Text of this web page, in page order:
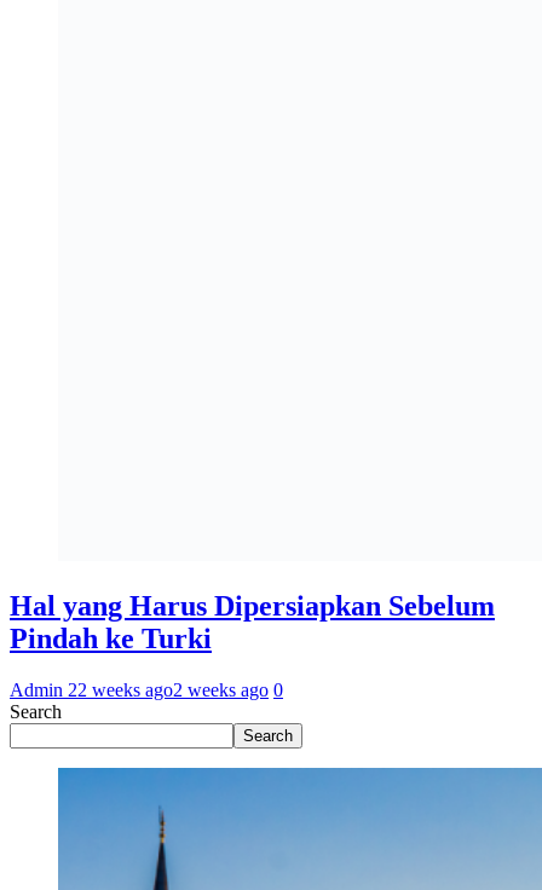
Hal yang Harus Dipersiapkan Sebelum
Pindah ke Turki
Admin 22 weeks ago2 weeks ago 0
Search
Search